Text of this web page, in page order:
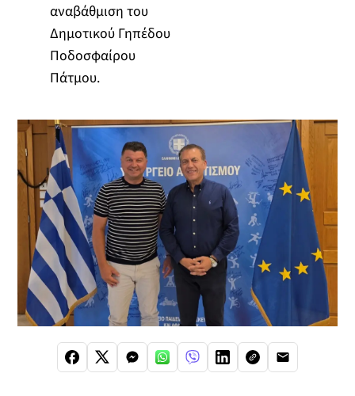
αναβάθμιση του
Δημοτικού Γηπέδου
Ποδοσφαίρου
Πάτμου.